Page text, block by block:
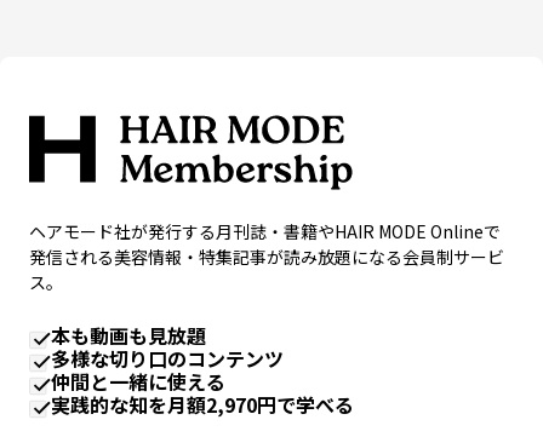
ヘアモード社が発行する月刊誌・書籍やHAIR MODE Onlineで
発信される美容情報・特集記事が読み放題になる会員制サービ
ス。
本も動画も見放題
多様な切り口のコンテンツ
仲間と一緒に使える
実践的な知を月額2,970円で学べる